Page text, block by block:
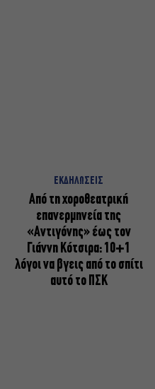
ΕΚΔΗΛΩΣΕΙΣ
Από τη χοροθεατρική
επανερμηνεία της
«Αντιγόνης» έως τον
Γιάννη Κότσιρα: 10+1
λόγοι να βγεις από το σπίτι
αυτό το ΠΣΚ